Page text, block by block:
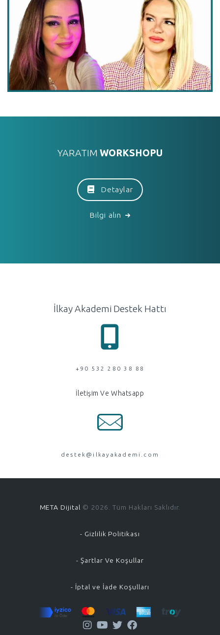
YARATIM WORKSHOPU
Detaylar
Bilgi alın
İlkay Akademi Destek Hattı
+90 532 280 38 88
İletişim Ve Whatsapp
destek@ilkayakademi.com
META Dijital © 2026. Tüm Hakları Saklıdır.
- Gizlilik Politikası
- Şartlar Ve Koşullar
- İptal ve İade Koşulları